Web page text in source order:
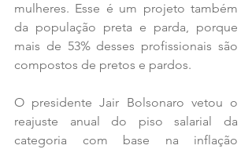
mulheres. Esse é um projeto também
da população preta e parda, porque
mais de 53% desses profissionais são
compostos de pretos e pardos.
O presidente Jair Bolsonaro vetou o
reajuste anual do piso salarial da
categoria com base na inflação